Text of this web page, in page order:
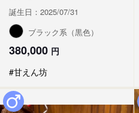
誕生日：2025/07/31
ブラック系（黒色）
380,000 円
#甘えん坊